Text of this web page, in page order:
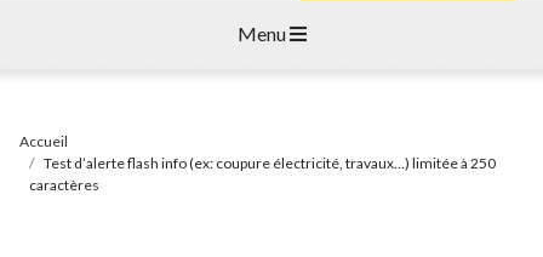
Menu
Accueil
Test d’alerte flash info (ex: coupure électricité, travaux…) limitée à 250
caractères